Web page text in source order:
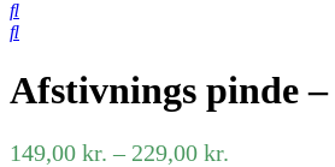
Afstivnings pinde
149,00 kr. – 229,00 kr.